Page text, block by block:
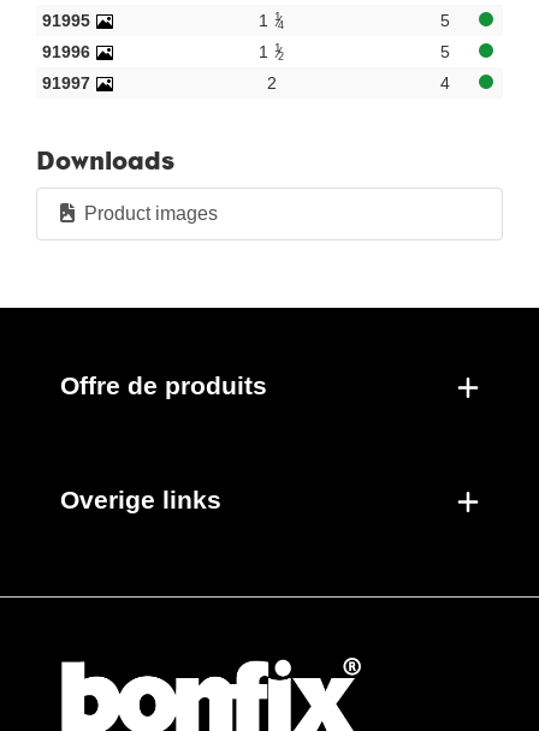
CR
Nouveaux produits
91995
1 1
4
5
91996
1 1
2
5
91997
2 4
Downloads
Product images
Offre de produits
Overige links